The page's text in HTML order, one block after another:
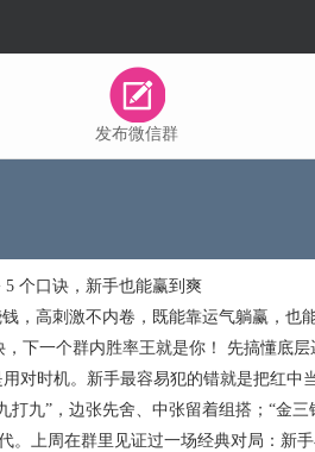
发布微信群
高刺激不内卷，既能靠运气躺赢，也
下一个群内胜率王就是你！ 先搞懂
对时机。新手最容易犯的错就是把红中
九”，边张先舍、中张留着组搭；“金
上周在群里见证过一场经典对局：新